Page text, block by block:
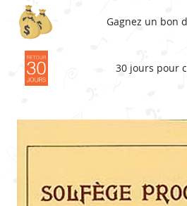
Gagnez un bon
30 jours pour